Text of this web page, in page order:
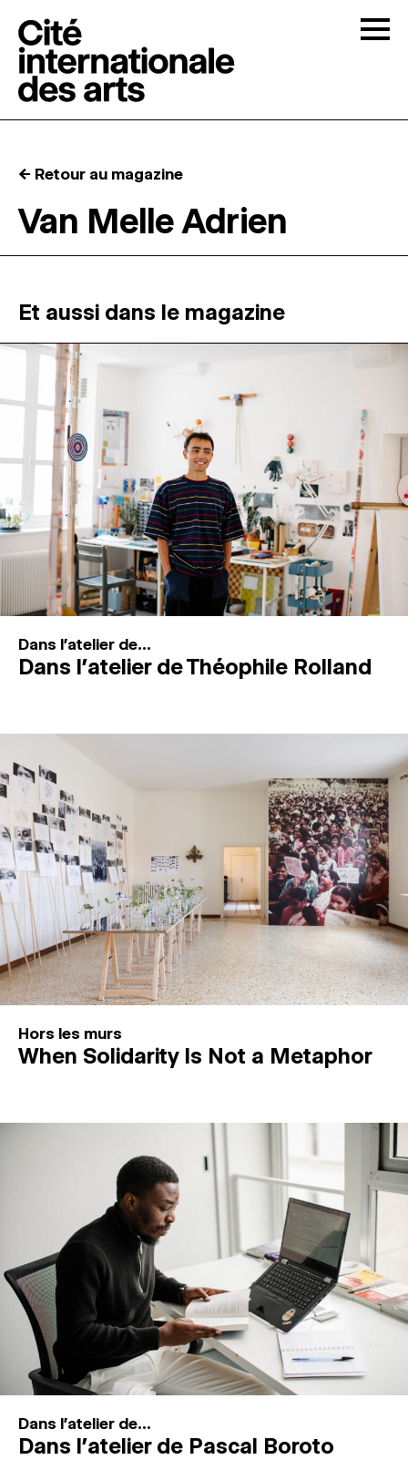
RÉSIDENCES ↓
ATELIERS OUVERTS
PROGRAMMATION
MAGAZINE
ESPACES DE PRATIQUE ARTISTIQUE ↓
Recherche
Connexion
← Retour au magazine
Van Melle Adrien
Et aussi dans le magazine
Dans l'atelier de...
Dans l’atelier de Théophile Rolland
Hors les murs
When Solidarity Is Not a Metaphor
Dans l'atelier de...
Dans l’atelier de Pascal Boroto